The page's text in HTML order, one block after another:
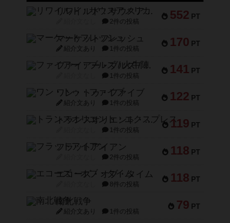
552 PT
リワイルド：サウスアメリカ
2件の投稿
170 PT
マーケットフレッシュ
紹介文あり 1件の投稿
141 PT
ファイアー・ブルズ / 火牛陣
1件の投稿
122 PT
ワン・トゥ・ファイブ
紹介文あり 1件の投稿
119 PT
トランスオリエント・エクスプレス
1件の投稿
118 PT
フラットアイアン
2件の投稿
118 PT
エコーズ・オブ・タイム
8件の投稿
79 PT
南北戦争
紹介文あり 1件の投稿